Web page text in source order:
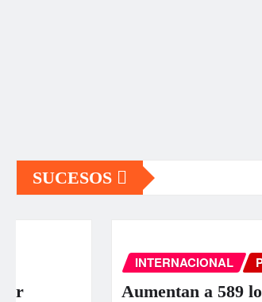
SUCESOS
INTERNACIONAL PORTADA
Aumentan a 589 los muertos